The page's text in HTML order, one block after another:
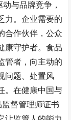
与品牌竞争，
力。企业需要的
合作伙伴，公众
康守护者。食品
管者，向主动的
问题、处置风
。在健康中国与
督管理师证书